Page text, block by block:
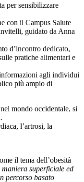
per sensibilizzare
con il Campus Salute
guidato da Anna
d’incontro dedicato,
pratiche alimentari e
agli individui
più ampio di
mondo occidentale, si
l’artrosi, la
il tema dell’obesità
superficiale ed
percorso basato